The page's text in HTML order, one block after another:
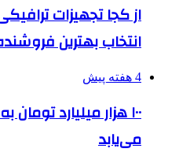
از کجا تجهیزات
انتخاب بهترین
4 هفته پیش
۱۰۰ هزار میلیارد
می‌یابد